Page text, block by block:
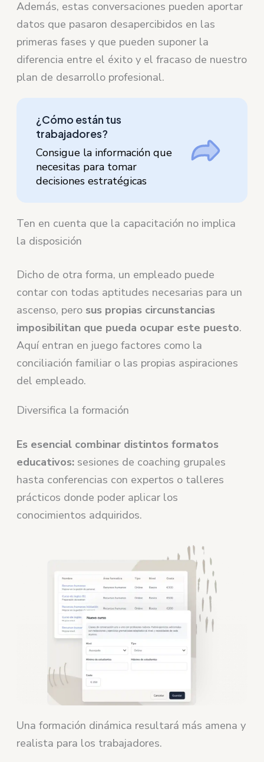
Además, estas conversaciones pueden aportar
datos que pasaron desapercibidos en las
primeras fases y que pueden suponer la
diferencia entre el éxito y el fracaso de nuestro
plan de desarrollo profesional.
¿Cómo están tus
trabajadores?
Consigue la información que
necesitas para tomar
decisiones estratégicas
Ten en cuenta que la capacitación no implica
la disposición
Dicho de otra forma, un empleado puede
contar con todas aptitudes necesarias para un
ascenso, pero sus propias circunstancias
imposibilitan que pueda ocupar este puesto.
Aquí entran en juego factores como la
conciliación familiar o las propias aspiraciones
del empleado.
Diversifica la formación
Es esencial combinar distintos formatos
educativos: sesiones de coaching grupales
hasta conferencias con expertos o talleres
prácticos donde poder aplicar los
conocimientos adquiridos.
Una formación dinámica resultará más amena y
realista para los trabajadores.